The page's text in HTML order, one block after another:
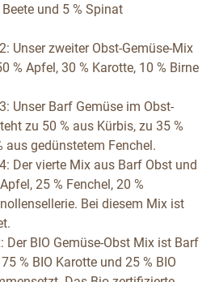
und 5 % Spinat
Unser zweiter Obst-Gemüse-Mix
% Apfel, 30 % Karotte, 10 % Birne
Unser Barf Gemüse im Obst-
zu 50 % aus Kürbis, zu 35 %
aus gedünstetem Fenchel.
Der vierte Mix aus Barf Obst und
25 % Fenchel, 20 %
Bei diesem Mix ist
Der BIO Gemüse-Obst Mix ist Barf
% BIO Karotte und 25 % BIO